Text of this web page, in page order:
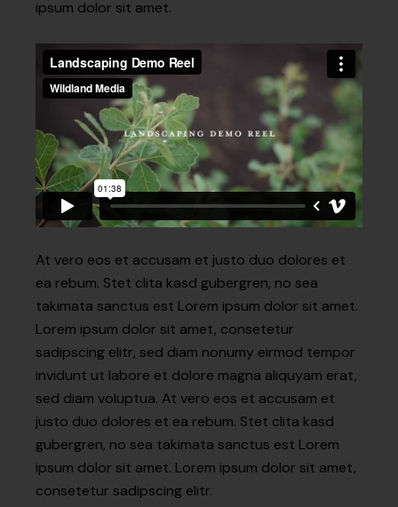
ipsum dolor sit amet.
At vero eos et accusam et justo duo dolores et
ea rebum. Stet clita kasd gubergren, no sea
takimata sanctus est Lorem ipsum dolor sit amet.
Lorem ipsum dolor sit amet, consetetur
sadipscing elitr, sed diam nonumy eirmod tempor
invidunt ut labore et dolore magna aliquyam erat,
sed diam voluptua. At vero eos et accusam et
justo duo dolores et ea rebum. Stet clita kasd
gubergren, no sea takimata sanctus est Lorem
ipsum dolor sit amet. Lorem ipsum dolor sit amet,
consetetur sadipscing elitr.